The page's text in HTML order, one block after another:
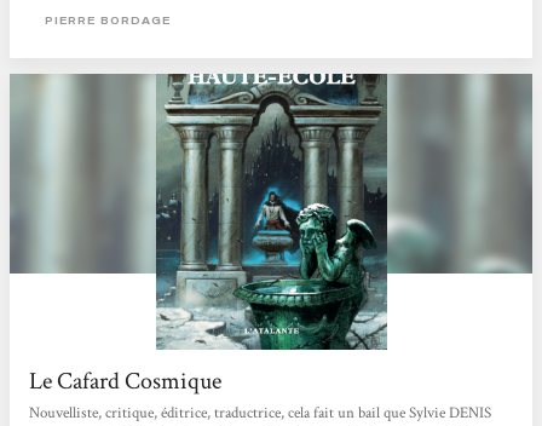
L’auteur a choisi de commencer par cette année bien particulière qui a marqué
PIERRE BORDAGE
Le Cafard Cosmique
Nouvelliste, critique, éditrice, traductrice, cela fait un bail que Sylvie DENIS